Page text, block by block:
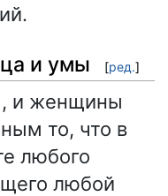
и умы [ред.]
и женщины
то, что в
любого
любой